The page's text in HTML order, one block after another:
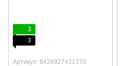
3
3
Артикул: 8428927431370